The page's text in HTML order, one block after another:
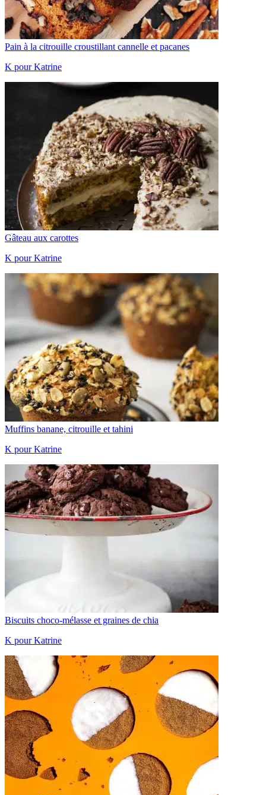
Pain à la citrouille croustillant cannelle et pacanes
K pour Katrine
Gâteau aux carottes
K pour Katrine
Muffins banane, citrouille et tahini
K pour Katrine
Biscuits choco-mélasse et graines de chia
K pour Katrine